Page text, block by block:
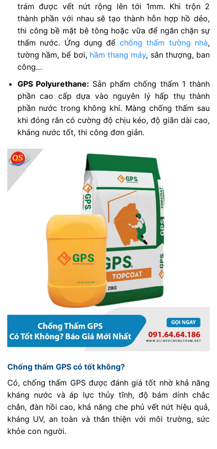
trám được vết nứt rộng lên tới 1mm. Khi trộn 2
thành phần với nhau sẽ tạo thành hỗn hợp hồ dẻo,
thi công bề mặt bê tông hoặc vữa để ngăn chặn sự
thấm nước. Ứng dụng để chống thấm tường nhà,
tường hầm, bể bơi, hầm thang máy, sân thượng, ban
công…
GPS Polyurethane: Sản phẩm chống thấm 1 thành
phần cao cấp dựa vào nguyên lý hấp thụ thành
phần nước trong không khí. Màng chống thấm sau
khi đóng rắn có cường độ chịu kéo, độ giãn dài cao,
kháng nước tốt, thi công đơn giản.
Chống thấm GPS có tốt không?
Có, chống thấm GPS được đánh giá tốt nhờ khả năng
kháng nước và áp lực thủy tĩnh, độ bám dính chắc
chắn, đàn hồi cao, khả năng che phủ vết nứt hiệu quả,
kháng UV, an toàn và thân thiện với môi trường, sức
khỏe con người.